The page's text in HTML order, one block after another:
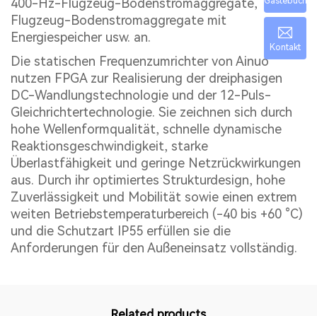
400-Hz-Flugzeug-Bodenstromaggregate,
Flugzeug-Bodenstromaggregate mit
Energiespeicher usw. an.
Die statischen Frequenzumrichter von Ainuo
nutzen FPGA zur Realisierung der dreiphasigen
DC-Wandlungstechnologie und der 12-Puls-
Gleichrichtertechnologie. Sie zeichnen sich durch
hohe Wellenformqualität, schnelle dynamische
Reaktionsgeschwindigkeit, starke
Überlastfähigkeit und geringe Netzrückwirkungen
aus. Durch ihr optimiertes Strukturdesign, hohe
Zuverlässigkeit und Mobilität sowie einen extrem
weiten Betriebstemperaturbereich (-40 bis +60 °C)
und die Schutzart IP55 erfüllen sie die
Anforderungen für den Außeneinsatz vollständig.
Kontakt